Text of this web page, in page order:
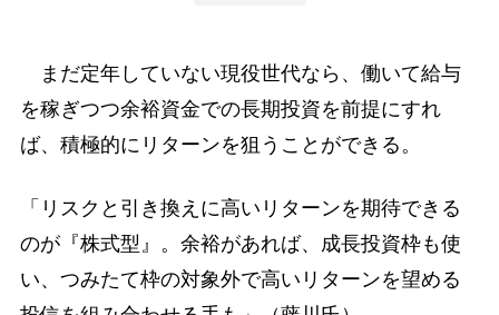
まだ定年していない現役世代なら、働いて給与
を稼ぎつつ余裕資金での長期投資を前提にすれ
ば、積極的にリターンを狙うことができる。
「リスクと引き換えに高いリターンを期待できる
のが『株式型』。余裕があれば、成長投資枠も使
い、つみたて枠の対象外で高いリターンを望める